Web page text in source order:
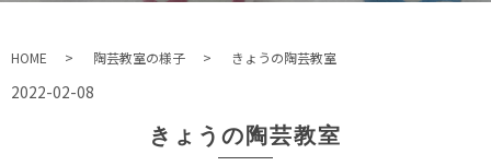
HOME 陶芸教室の様子 きょうの陶芸教室
2022-02-08
きょうの陶芸教室